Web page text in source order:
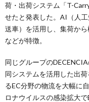
荷・出荷システム「T-
せたと発表した。AI（人
送車）を活用し、集荷か
などが特徴。
同じグループの
同システムを活用した出
るEC分野の物流を大幅に
ロナウイルスの感染拡大